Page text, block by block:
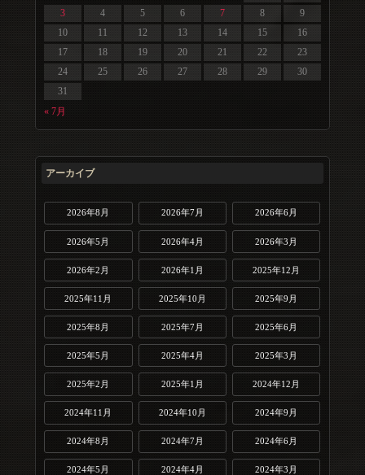
« 7月
3
4 5 6 7 8
9
10
11 12 13 14 15
16
17
18 19 20 21 22
23
24
25 26 27 28 29
30
31
アーカイブ
2026年8月 2026年7月 2026年6月
2026年5月 2026年4月 2026年3月
2026年2月 2026年1月 2025年12月
2025年11月 2025年10月 2025年9月
2025年8月 2025年7月 2025年6月
2025年5月 2025年4月 2025年3月
2025年2月 2025年1月 2024年12月
2024年11月 2024年10月 2024年9月
2024年8月 2024年7月 2024年6月
2024年5月 2024年4月 2024年3月